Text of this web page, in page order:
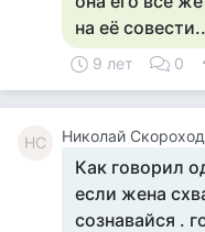
на её
9 лет 0
НС Николай
Как говорил
если жена
сознавайся .